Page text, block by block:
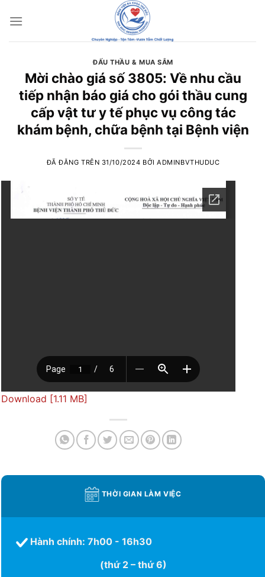
đến
ĐẤU THẦU & MUA SẮM
Mời chào giá số 3805: Về nhu cầu
tiếp nhận báo giá cho gói thầu cung
cấp vật tư y tế phục vụ công tác
khám bệnh, chữa bệnh tại Bệnh viện
ĐÃ ĐĂNG TRÊN 31/10/2024 BỞIADMINBVTHUDUC
Download [1.11 MB]
THỜI GIAN LÀM VIỆC
Hành chính: 7h00 - 16h30
(thứ 2 – thứ 6)